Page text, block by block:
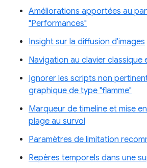
Améliorations apportées au
"Performances"
Insight sur la diffusion d'images
Navigation au clavier classique
Ignorer les scripts non
graphique de type "flamme"
Marqueur de timeline et mise
plage au survol
Paramètres de limitation
Repères temporels dans une